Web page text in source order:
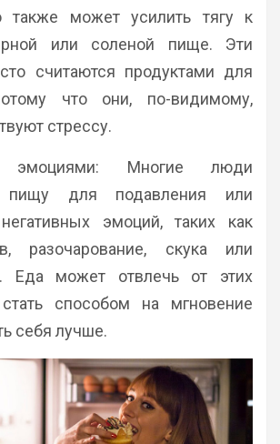
также может усилить тягу к
или соленой пище. Эти
считаются продуктами для
что они, по-видимому,
стрессу.
эмоциями: Многие люди
пищу для подавления или
эмоций, таких как
разочарование, скука или
Еда может отвлечь от этих
способом на мгновение
себя лучше.